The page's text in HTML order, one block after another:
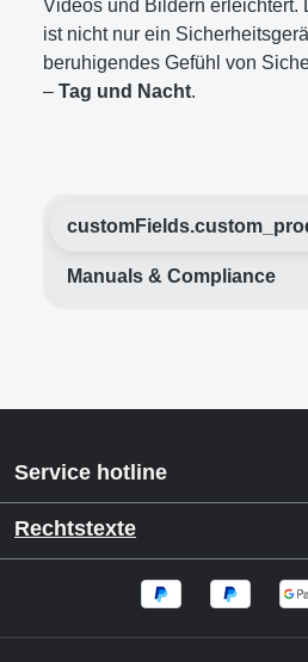
Videos und Bildern erleichtert.
ist nicht nur ein
beruhigendes Gefühl von
– Tag und Nacht.
Manuals & Compliance
Service hotline
Rechtstexte